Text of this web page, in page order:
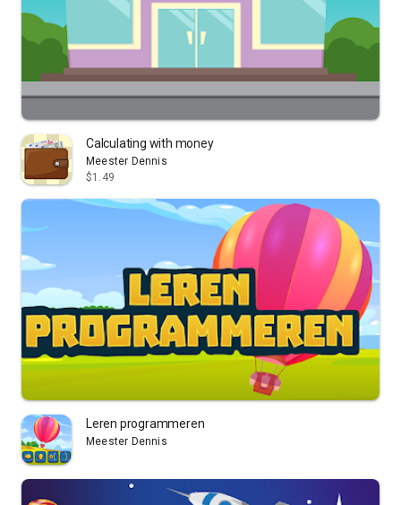
Calculating with money
Meester Dennis
$1.49
Leren programmeren
Meester Dennis